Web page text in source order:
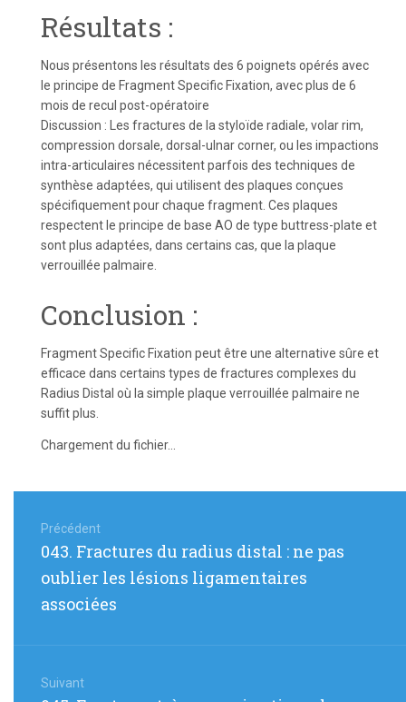
Résultats :
Nous présentons les résultats des 6 poignets opérés avec
le principe de Fragment Specific Fixation, avec plus de 6
mois de recul post-opératoire
Discussion : Les fractures de la styloïde radiale, volar rim,
compression dorsale, dorsal-ulnar corner, ou les impactions
intra-articulaires nécessitent parfois des techniques de
synthèse adaptées, qui utilisent des plaques conçues
spécifiquement pour chaque fragment. Ces plaques
respectent le principe de base AO de type buttress-plate et
sont plus adaptées, dans certains cas, que la plaque
verrouillée palmaire.
Conclusion :
Fragment Specific Fixation peut être une alternative sûre et
efficace dans certains types de fractures complexes du
Radius Distal où la simple plaque verrouillée palmaire ne
suffit plus.
Chargement du fichier...
de
l’article
Précédent
Article
043. Fractures du radius distal : ne pas
oublier les lésions ligamentaires
associées
Suivant